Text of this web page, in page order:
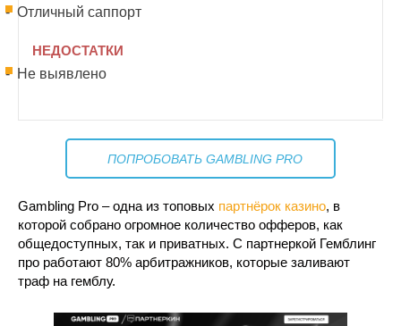
Отличный саппорт
НЕДОСТАТКИ
Не выявлено
ПОПРОБОВАТЬ GAMBLING PRO
Gambling Pro – одна из топовых партнёрок казино, в
которой собрано огромное количество офферов, как
общедоступных, так и приватных. С партнеркой Гемблинг
про работают 80% арбитражников, которые заливают
траф на гемблу.